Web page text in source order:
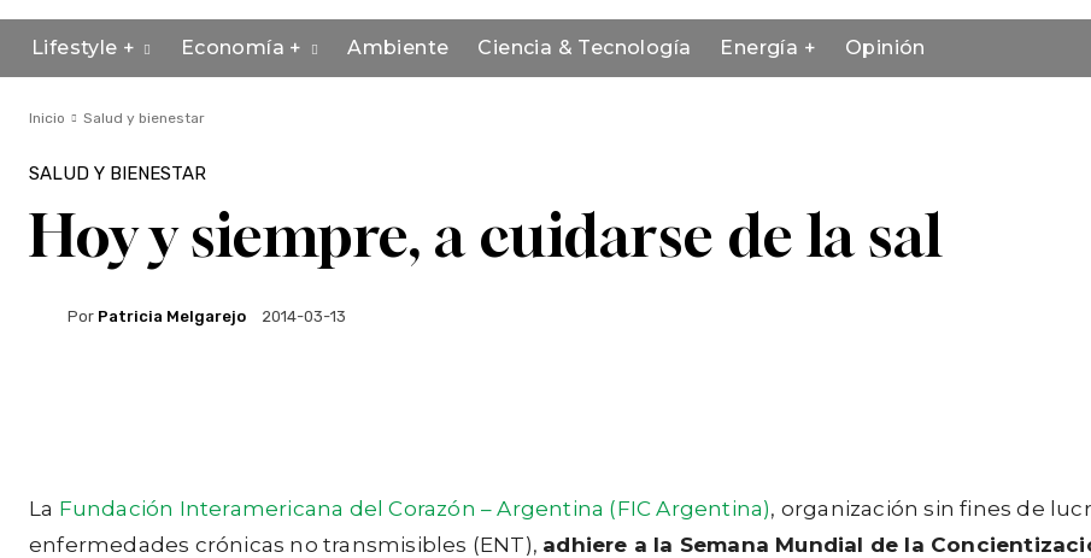
Lifestyle + Economía + Ambiente Ciencia & Tecnología Energía + Opinión
Inicio Salud y bienestar
SALUD Y BIENESTAR
Hoy y siempre, a cuidarse de la sal
Por Patricia Melgarejo 2014-03-13
La Fundación Interamericana del Corazón – Argentina (FIC Argentina), organización sin fines de
enfermedades crónicas no transmisibles (ENT), adhiere a la Semana Mundial de la